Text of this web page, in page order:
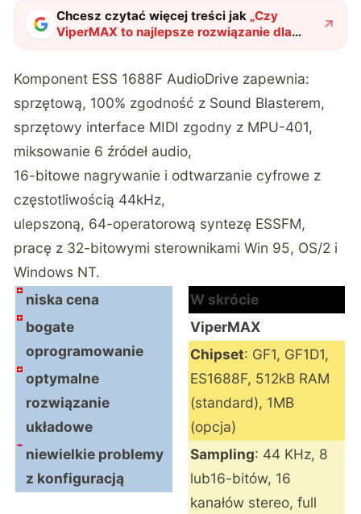
Chcesz czytać więcej treści jak „Czy
ViperMAX to najlepsze rozwiązanie dla
miłośników dźwięku? Sprawdź sam!"?
Komponent ESS 1688F AudioDrive zapewnia:
sprzętową, 100% zgodność z Sound Blasterem,
sprzętowy interface MIDI zgodny z MPU-401,
miksowanie 6 źródeł audio,
16-bitowe nagrywanie i odtwarzanie cyfrowe z
częstotliwością 44kHz,
ulepszoną, 64-operatorową syntezę ESSFM,
pracę z 32-bitowymi sterownikami Win 95, OS/2 i
Windows NT.
niska cena
bogate
oprogramowanie
optymalne
rozwiązanie
układowe
niewielkie problemy
z konfiguracją
W skrócie
ViperMAX
Chipset: GF1, GF1D1,
ES1688F, 512kB RAM
(standard), 1MB
(opcja)
Sampling: 44 KHz, 8
lub16-bitów, 16
kanałów stereo, full